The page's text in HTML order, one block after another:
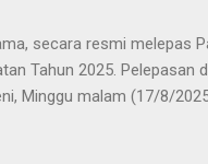
secara resmi melepas
Tahun 2025. Pelepasan
Minggu malam (17/8/
Selatan, kini resmi